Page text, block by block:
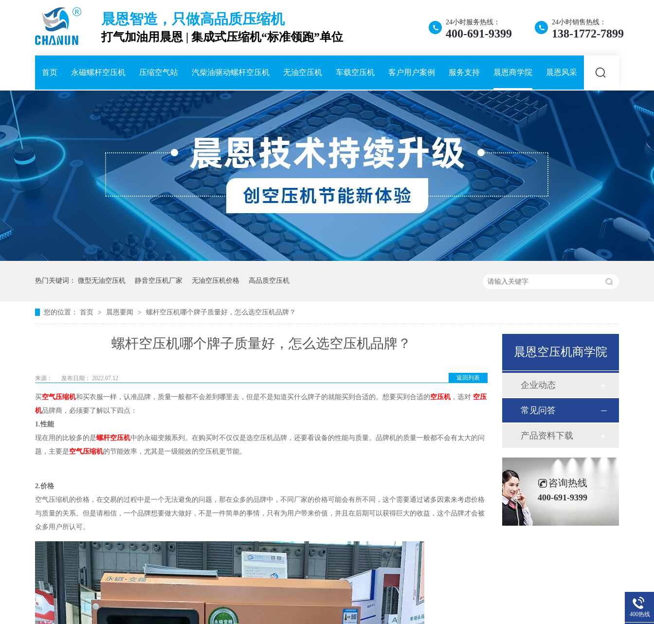
晨恩智造，只做高品质压缩机
打气加油用晨恩 | 集成式压缩机“标准领跑”单位
24小时服务热线：
400-691-9399
24小时销售热线：
138-1772-7899
首页 永磁螺杆空压机 压缩空气站 汽柴油驱动螺杆空压机 无油空压机 车载空压机 客户用户案例 服务支持 晨恩商学院 晨恩风采
热门关键词： 微型无油空压机 静音空压机厂家 无油空压机价格 高品质空压机
您的位置： 首页 > 晨恩要闻 > 螺杆空压机哪个牌子质量好，怎么选空压机品牌？
螺杆空压机哪个牌子质量好，怎么选空压机品牌？
返回列表
来源： 发布日期： 2022.07.12
买空气压缩机和买衣服一样，认准品牌，质量一般都不会差到哪里去，但是不是知道买什么牌子的就能买到合适的。想要买到合适的空压机，选对 空压
机品牌商，必须要了解以下四点：
1.性能
现在用的比较多的是螺杆空压机中的永磁变频系列。在购买时不仅仅是选空压机品牌，还要看设备的性能与质量。品牌机的质量一般都不会有太大的问
题，主要是空气压缩机的节能效率，尤其是一级能效的空压机更节能。
2.价格
空气压缩机的价格，在交易的过程中是一个无法避免的问题，那在众多的品牌中，不同厂家的价格可能会有所不同，这个需要通过诸多因素来考虑价格
与质量的关系。但是请相信，一个品牌想要做大做好，不是一件简单的事情，只有为用户带来价值，并且在后期可以获得巨大的收益，这个品牌才会被
众多用户所认可。
晨恩空压机商学院
企业动态
常见问答
产品资料下载
咨询热线
400-691-9399
400热线